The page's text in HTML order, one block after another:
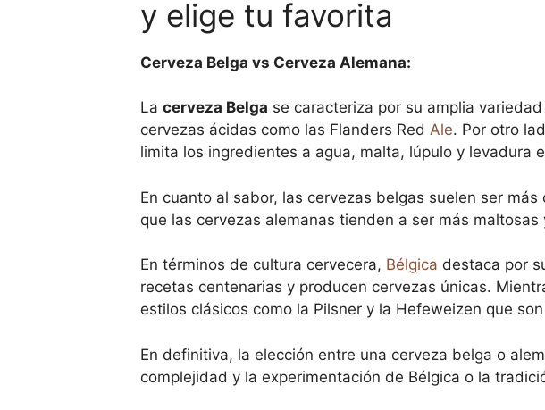
y elige tu favorita
Cerveza Belga vs Cerveza Alemana:
La cerveza Belga se caracteriza por su amplia
cervezas ácidas como las Flanders Red Ale. Por otro
limita los ingredientes a agua, malta, lúpulo y levadura
En cuanto al sabor, las cervezas belgas suelen ser
que las cervezas alemanas tienden a ser más
En términos de cultura cervecera, Bélgica destaca por
recetas centenarias y producen cervezas únicas.
estilos clásicos como la Pilsner y la Hefeweizen que
En definitiva, la elección entre una cerveza belga o
complejidad y la experimentación de Bélgica o la